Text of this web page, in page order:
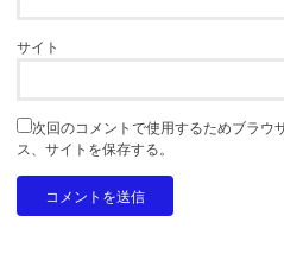
サイト
次回のコメントで使用するためブラウ
ス、サイトを保存する。